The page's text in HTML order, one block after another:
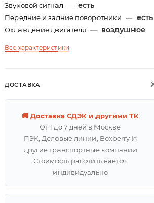
Звуковой сигнал — есть
Передние и задние поворотники — есть
Охлаждение двигателя — воздушное
Все характеристики
ДОСТАВКА
🚚 Доставка СДЭК и другими ТК
От 1 до 7 дней в Москве
ПЭК, Деловые линии, Boxberry И
другие транспортные компании
Стоимость рассчитывается
индивидуально